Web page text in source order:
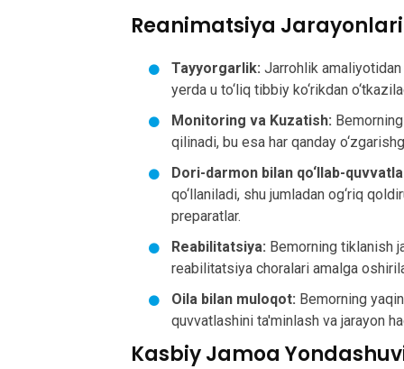
Reanimatsiya Jarayonlari
Tayyorgarlik: Jarrohlik
yerda u to‘liq tibbiy ko‘rikdan
Monitoring va Kuzatish:
qilinadi, bu esa har qanday
Dori-darmon bilan qo‘llab-
qo‘llaniladi, shu jumladan og‘riq
preparatlar.
Reabilitatsiya: Bemorning tiklanish
reabilitatsiya choralari amalga
Oila bilan muloqot: Bemorning
quvvatlashini ta'minlash va jarayon
Kasbiy Jamoa